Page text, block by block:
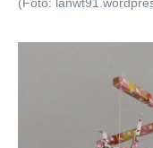
(Foto: